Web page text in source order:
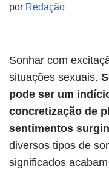
por Redação
Sonhar com
situações sexuais.
pode ser um
concretização de
sentimentos
diversos tipos de
significados